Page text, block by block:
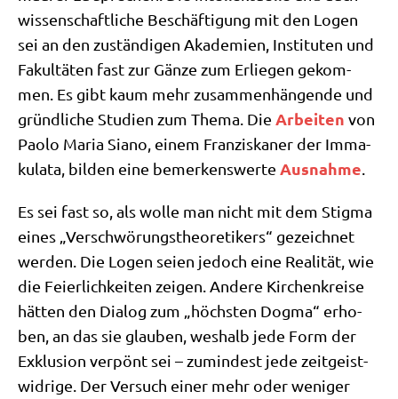
wis­sen­schaft­li­che Beschäf­ti­gung mit den Logen
sei an den zustän­di­gen Aka­de­mien, Insti­tu­ten und
Fakul­tä­ten fast zur Gän­ze zum Erlie­gen gekom­
men. Es gibt kaum mehr zusam­men­hän­gen­de und
gründ­li­che Stu­di­en zum The­ma. Die Arbei­ten von
Pao­lo Maria Sia­no, einem Fran­zis­ka­ner der Imma­
ku­la­ta, bil­den eine bemer­kens­wer­te Aus­nah­me
Es sei fast so, als wol­le man nicht mit dem Stig­ma
eines „Ver­schwö­rungs­theo­re­ti­kers“ gezeich­net
wer­den. Die Logen sei­en jedoch eine Rea­li­tät, wie
die Fei­er­lich­kei­ten zei­gen. Ande­re Kir­chen­krei­se
hät­ten den Dia­log zum „höch­sten Dog­ma“ erho­
ben, an das sie glau­ben, wes­halb jede Form der
Exklu­si­on ver­pönt sei – zumin­dest jede zeit­geist­
wid­ri­ge. Der Ver­such einer mehr oder weni­ger